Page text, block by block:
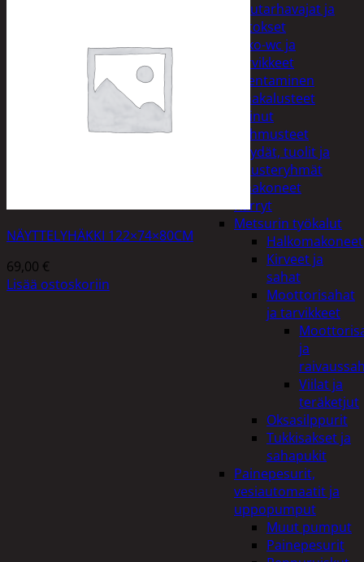
Puutarhavajat ja
katokset
Ulko-wc ja
tarvikkeet
Piharakentaminen
Puutarhakalusteet
Keinut
Pehmusteet
Pöydät, tuolit ja
kalusteryhmät
Puutarhakoneet
Kärryt
Metsurin työkalut
Halkomakoneet
Kirveet ja
sahat
Moottorisahat
ja tarvikkeet
ja
Viilat ja
teräketjut
Oksasilppurit
Tukkisakset ja
sahapukit
Painepesurit,
vesiautomaatit ja
uppopumput
Muut pumput
Painepesurit
NÄYTTELYHÄKKI 122×74×80CM
69,00 €
Lisää ostoskoriin